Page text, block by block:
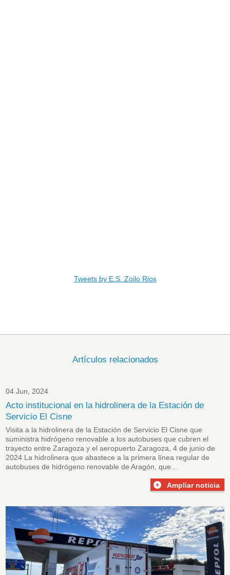
Tweets by E.S. Zoilo Rios
Artículos relacionados
04 Jun, 2024
Acto institucional en la hidrolinera de la Estación de
Servicio El Cisne
Visita a la hidrolinera de la Estación de Servicio El Cisne que
suministra hidrógeno renovable a los autobuses que cubren el
trayecto entre Zaragoza y el aeropuerto Zaragoza, 4 de junio de
2024 La hidrolinera que abastece a la primera línea regular de
autobuses de hidrógeno renovable de Aragón, que...
Ampliar noticia